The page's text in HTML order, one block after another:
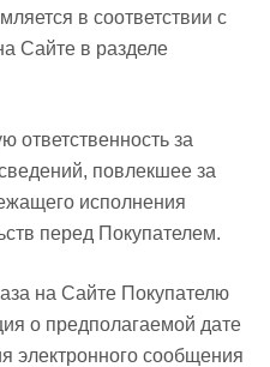
в соответствии с
Сайте в разделе
ответственность за
повлекшее за
исполнения
перед Покупателем.
на Сайте Покупателю
о предполагаемой дате
электронного сообщения